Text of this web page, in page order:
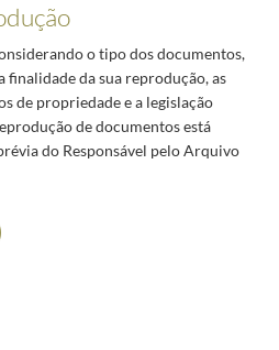
o tipo dos documentos,
finalidade da sua reprodução, as
de propriedade e a legislação
de documentos está
do Responsável pelo Arquivo